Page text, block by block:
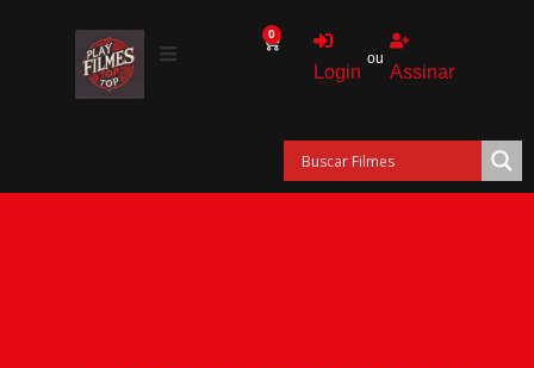
0
Login
ou
Assinar